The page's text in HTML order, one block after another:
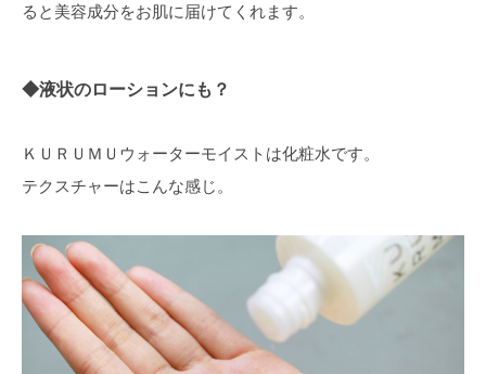
ると美容成分をお肌に届けてくれます。
◆液状のローションにも？
ＫＵＲＵＭＵウォーターモイストは化粧水です。
テクスチャーはこんな感じ。